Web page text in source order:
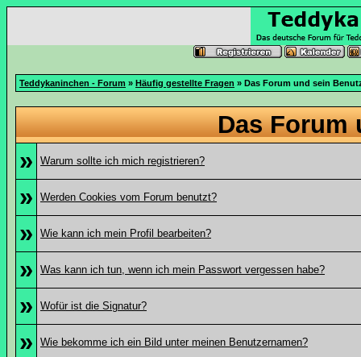
Teddykaninchen - Forum » Häufig gestellte Fragen » Das Forum und sein
Das Forum
»
Warum sollte ich mich registrieren?
» Werden Cookies vom Forum benutzt?
» Wie kann ich mein Profil bearbeiten?
» Was kann ich tun, wenn ich mein Passwort vergessen habe?
» Wofür ist die Signatur?
» Wie bekomme ich ein Bild unter meinen Benutzernamen?